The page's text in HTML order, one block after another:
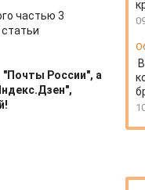
частью 3
"Почты России", а